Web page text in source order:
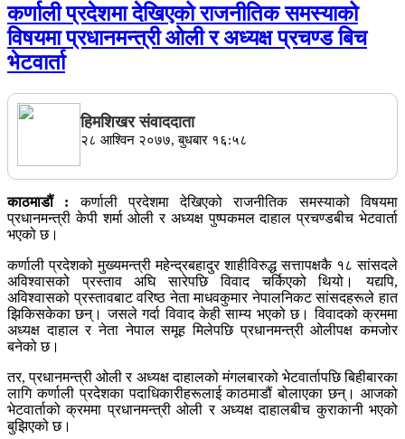
कर्णाली प्रदेशमा देखिएको राजनीतिक समस्याको
विषयमा प्रधानमन्त्री ओली र अध्यक्ष प्रचण्ड बिच
भेटवार्ता
हिमशिखर संवाददाता
२८ आश्विन २०७७, बुधबार १६:५८
काठमाडौं : कर्णाली प्रदेशमा देखिएको राजनीतिक समस्याको विषयमा
प्रधानमन्त्री केपी शर्मा ओली र अध्यक्ष पुष्पकमल दाहाल प्रचण्डबीच भेटवार्ता
भएको छ।
कर्णाली प्रदेशको मुख्यमन्त्री महेन्द्रबहादुर शाहीविरुद्ध सत्तापक्षकै १८ सांसदले
अविश्वासको प्रस्ताव अघि सारेपछि विवाद चर्किएको थियो। यद्यपि,
अविश्वासको प्रस्तावबाट वरिष्ठ नेता माधवकुमार नेपालनिकट सांसदहरूले हात
झिकिसकेका छन्। जसले गर्दा विवाद केही साम्य भएको छ। विवादको क्रममा
अध्यक्ष दाहाल र नेता नेपाल समूह मिलेपछि प्रधानमन्त्री ओलीपक्ष कमजोर
बनेको छ।
तर, प्रधानमन्त्री ओली र अध्यक्ष दाहालको मंगलबारको भेटवार्तापछि बिहीबारका
लागि कर्णाली प्रदेशका पदाधिकारीहरूलाई काठमाडौं बोलाएका छन्। आजको
भेटवार्ताको क्रममा प्रधानमन्त्री ओली र अध्यक्ष दाहालबीच कुराकानी भएको
बुझिएको छ।